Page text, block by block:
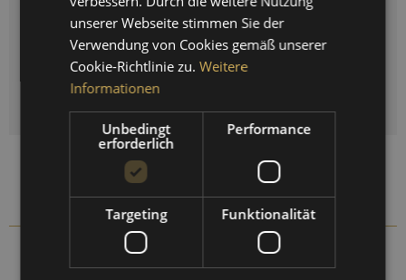
Auf die Vergleichsliste setzen
Auf die Merkliste setzen
Artikel-Nr.: 1606U-45
unserer Webseite stimmen Sie der
Verwendung von Cookies gemäß unserer
Cookie-Richtlinie zu. Weitere
Informationen
Unbedingt
erforderlich
Performance
Targeting Funktionalität